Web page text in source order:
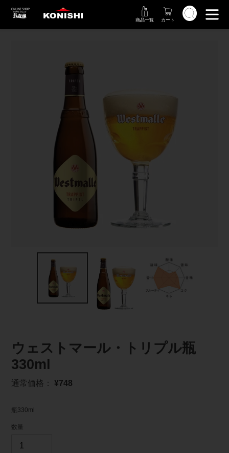
商品一覧 カート
検索
ウェストマール・トリプル瓶
330ml
通
価
通常価格： ¥748
瓶330ml
数量